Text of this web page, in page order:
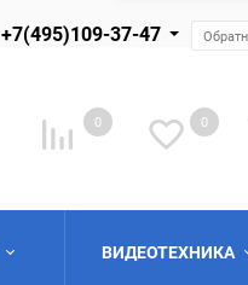
+7(495)109-37-47
0 0
ВИДЕОТЕХНИКА